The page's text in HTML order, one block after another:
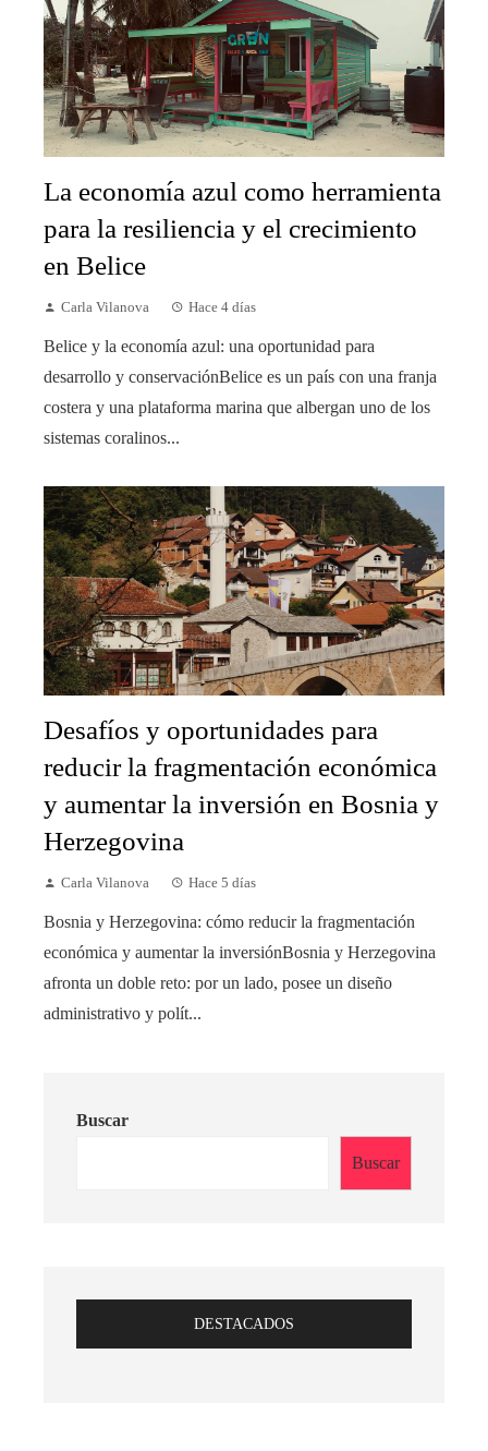
La economía azul como herramienta
para la resiliencia y el crecimiento
en Belice
Carla Vilanova Hace 4 días
Belice y la economía azul: una oportunidad para
desarrollo y conservaciónBelice es un país con una franja
costera y una plataforma marina que albergan uno de los
sistemas coralinos...
Desafíos y oportunidades para
reducir la fragmentación económica
y aumentar la inversión en Bosnia y
Herzegovina
Carla Vilanova Hace 5 días
Bosnia y Herzegovina: cómo reducir la fragmentación
económica y aumentar la inversiónBosnia y Herzegovina
afronta un doble reto: por un lado, posee un diseño
administrativo y polít...
Buscar
Buscar
DESTACADOS